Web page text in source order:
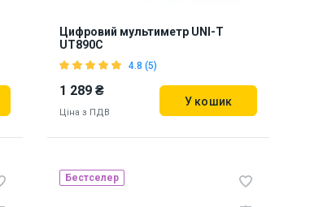
Цифровий мультиметр UNI-T
UT890C
4.8 (5)
1 289 ₴
Ціна з ПДВ
У кошик
Бестселер